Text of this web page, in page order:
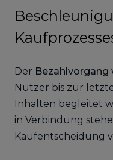
Der
Nutzer bis zur
Inhalten begleitet
in Verbindung
Kaufentscheidung